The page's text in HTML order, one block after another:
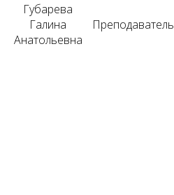
Губарева
Галина
Анатольевна
Преподаватель